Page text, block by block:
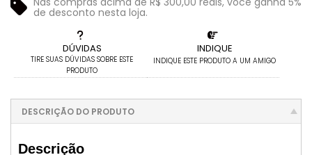
DÚVIDAS
TIRE SUAS DÚVIDAS SOBRE ESTE
PRODUTO
INDIQUE
INDIQUE ESTE PRODUTO A UM AMIGO
de desconto nesta loja.
DESCRIÇÃO DO PRODUTO
Descrição